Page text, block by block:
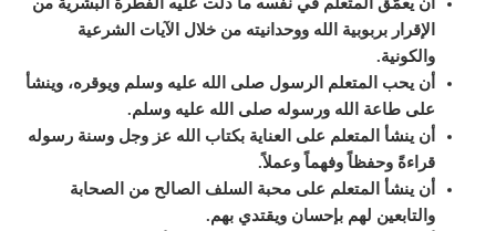
الإقرار بربوبية الله ووحدانيته من خلال الآيات الشرعية
والكونية.
أن يحب المتعلم الرسول صلى الله عليه وسلم ويوقره، وينشأ
على طاعة الله ورسوله صلى الله عليه وسلم.
أن ينشأ المتعلم على العناية بكتاب الله عز وجل وسنة رسوله
قراءةً وحفظاً وفهماً وعملاً.
أن ينشأ المتعلم على محبة السلف الصالح من الصحابة
والتابعين لهم بإحسان ويقتدي بهم.